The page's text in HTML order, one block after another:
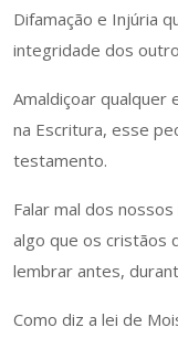
Difamação e Injúria
integridade dos
Amaldiçoar qualquer
na Escritura, esse
testamento.
Falar mal dos
algo que os cristãos
lembrar antes,
Como diz a lei de